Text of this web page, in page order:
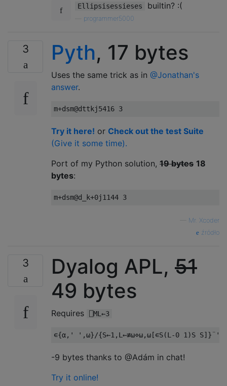
Ellipsisessieses builtin? :(
programmer5000
3 Pyth, 17 bytes
Uses the same trick as in @Jonathan's
answer.
Try it here! or Check out the test Suite
(Give it some time).
Port of my Python solution, 19 bytes 18
bytes:
Mr. Xcoder
źródło
3 Dyalog APL, 51
49 bytes
Requires ⎕ML←3
-9 bytes thanks to @Adám in chat!
Try it online!